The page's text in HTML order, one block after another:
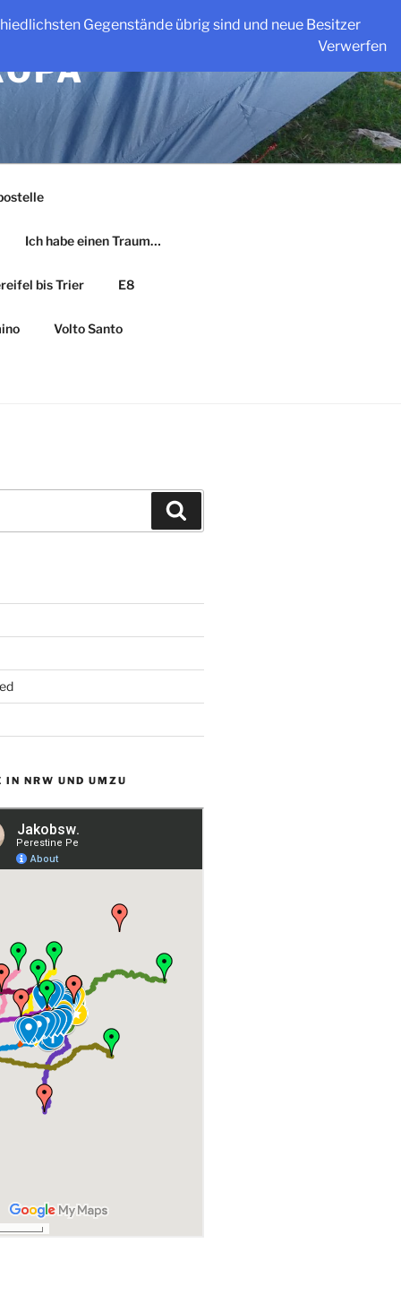
Gegenstände übrig sind und neue Besitzer
Verwerfen
Ich habe einen Traum…
bis Trier E8
Volto Santo
IN NRW UND UMZU